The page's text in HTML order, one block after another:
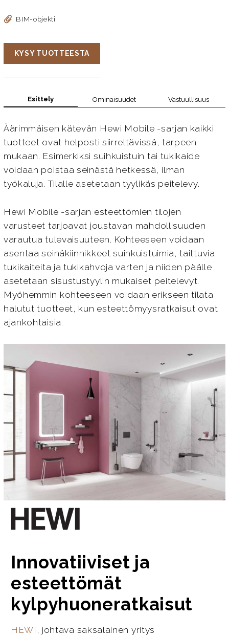
BIM-objekti
KYSY TUOTTEESTA
Esittely Ominaisuudet Vastuullisuus
Äärimmäisen kätevän Hewi Mobile -sarjan kaikki
tuotteet ovat helposti siirreltävissä, tarpeen
mukaan. Esimerkiksi suihkuistuin tai tukikaide
voidaan poistaa seinästä hetkessä, ilman
työkaluja. Tilalle asetetaan tyylikäs peitelevy.
Hewi Mobile -sarjan esteettömien tilojen
varusteet tarjoavat joustavan mahdollisuuden
varautua tulevaisuuteen. Kohteeseen voidaan
asentaa seinäkiinnikkeet suihkuistuimia, taittuvia
tukikaiteita ja tukikahvoja varten ja niiden päälle
asetetaan sisustustyylin mukaiset peitelevyt.
Myöhemmin kohteeseen voidaan erikseen tilata
halutut tuotteet, kun esteettömyysratkaisut ovat
ajankohtaisia.
Innovatiiviset ja
esteettömät
kylpyhuoneratkaisut
HEWI , johtava saksalainen yritys